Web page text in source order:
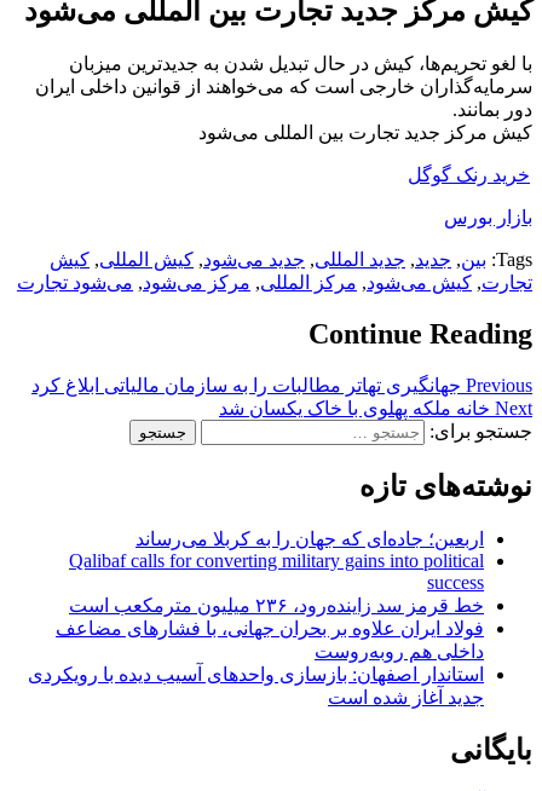
کیش مرکز جدید تجارت بین‌ المللی می‌شود
با لغو تحریم‌ها، کیش در حال تبدیل شدن به جدیدترین میزبان
سرمایه‌گذاران خارجی است که می‌خواهند از قوانین داخلی ایران
دور بمانند.
کیش مرکز جدید تجارت بین‌ المللی می‌شود
خرید رنک گوگل
بازار بورس
Tags: بین‌, جدید, جدید المللی, جدید می‌شود, کیش المللی, کیش
تجارت, کیش می‌شود, مرکز المللی, مرکز می‌شود, می‌شود تجارت
Continue Reading
Previous جهانگیری تهاتر مطالبات را به سازمان مالیاتی ابلاغ کرد
Next خانه ملکه پهلوی با خاک یکسان شد
جستجو برای:
نوشته‌های تازه
اربعین؛ جاده‌ای که جهان را به کربلا می‌رساند
Qalibaf calls for converting military gains into political
success
خط قرمز سد زاینده‌رود، ۲۳۶ میلیون مترمکعب است
فولاد ایران علاوه بر بحران جهانی، با فشارهای مضاعف
داخلی هم روبه‌روست
استاندار اصفهان: بازسازی واحدهای آسیب دیده با رویکردی
جدید آغاز شده است
بایگانی